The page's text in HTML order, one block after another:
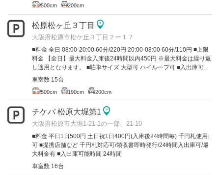
500cm 200cm
松原松ヶ丘３丁目
大阪府松原市松ケ丘３丁目２ー１７
■料金 全日 08:00-20:00 60分/220円 20:00-08:00 60分/110円 ■上限
料金 【全日】最大料金入庫後24時間以内450円 ※最大料金は繰り返
し適用となります。 ■駐車サイズ 大型可 ハイルーフ可 ■入出庫可...
車室数 15台
500cm 190cm 200cm
チケパ 松原大堀第1
大阪府松原市大堀1-21-1の一部、21-10
■料金 平日1日500円 土日祝1日400円(入庫後24時間毎) 千円札使用:
可 ■提携店舗など 千円札対応可/領収書即時発行/24時間入出庫可/最
大料金有 ■入出庫可能時間 24時間
車室数 16台